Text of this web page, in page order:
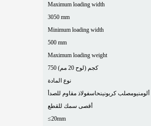
Maximum loading width
3050 mm
Minimum loading width
500 mm
Maximum loading weight
750 كجم (لوح 20 مم)
نوع المادة
ألومنيومصلب كربونينحاسفولاذ مقاوم للصدأ
أقصى سمك للقطع
≤20mm